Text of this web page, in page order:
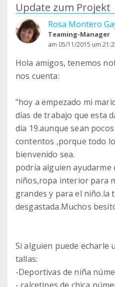
Update zum Projekt
Rosa Montero
Teaming-Manager
am 05/11/2015 um
Hola amigos, tenemos
nos cuenta:
"hoy a empezado mi
días de trabajo que esta
día 19.aunque sean
contentos ,porque todo
bienvenido sea.
podría alguien ayudarme
niños,ropa interior para
grandes y para el niño.la
desgastada.Muchos
Si alguien puede echarle
tallas:
-Deportivas de niña